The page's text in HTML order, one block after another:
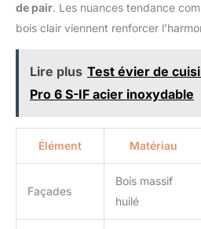
de pair. Les nuances tendance
bois clair viennent renforcer
Lire plus Test évier de
Pro 6 S-IF acier inoxydable
Élément Matériau
Façades
Bois massif
huilé